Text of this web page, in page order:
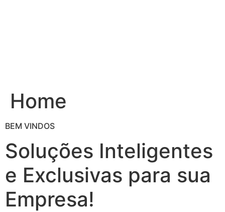
Home
BEM VINDOS
Soluções Inteligentes
e Exclusivas para sua
Empresa!